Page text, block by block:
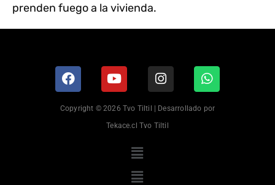
prenden fuego a la vivienda.
Copyright © 2026 Tvo Tiltil | Desarrollado por
Tekace.cl Tvo Tiltil